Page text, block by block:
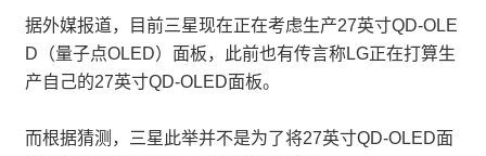
据外媒报道，目前三星现在正在考虑生产27英寸QD-OLE
D（量子点OLED）面板，此前也有传言称LG正在打算生
产自己的27英寸QD-OLED面板。
而根据猜测，三星此举并不是为了将27英寸QD-OLED面